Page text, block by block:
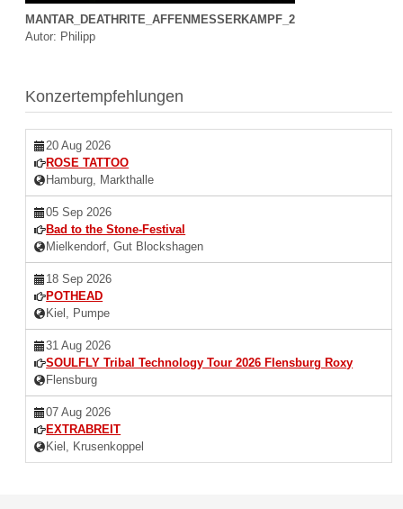
MANTAR_DEATHRITE_AFFENMESSERKAMPF_2
Autor: Philipp
Konzertempfehlungen
20 Aug 2026
ROSE TATTOO
Hamburg, Markthalle
05 Sep 2026
Bad to the Stone-Festival
Mielkendorf, Gut Blockshagen
18 Sep 2026
POTHEAD
Kiel, Pumpe
31 Aug 2026
SOULFLY Tribal Technology Tour 2026 Flensburg Roxy
Flensburg
07 Aug 2026
EXTRABREIT
Kiel, Krusenkoppel